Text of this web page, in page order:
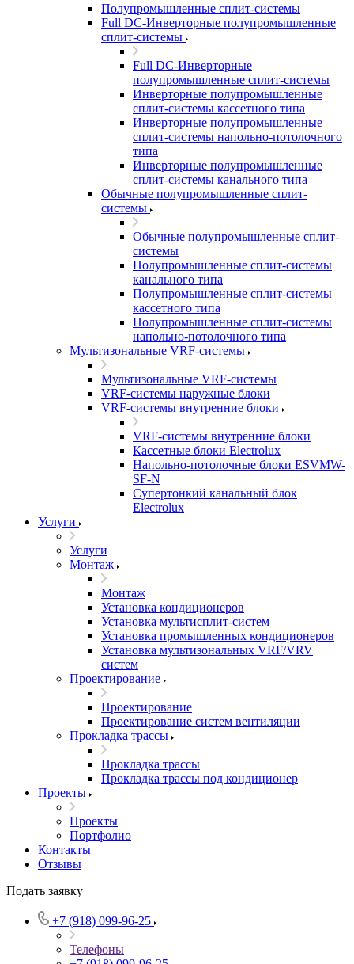
Полупромышленные сплит-системы
Full DC-Инверторные полупромышленные
сплит-системы
Full DC-Инверторные
полупромышленные сплит-системы
Инверторные полупромышленные
сплит-системы кассетного типа
Инверторные полупромышленные
сплит-системы напольно-потолочного
типа
Инверторные полупромышленные
сплит-системы канального типа
Обычные полупромышленные сплит-
системы
Обычные полупромышленные сплит-
системы
Полупромышленные сплит-системы
канального типа
Полупромышленные сплит-системы
кассетного типа
Полупромышленные сплит-системы
напольно-потолочного типа
Мультизональные VRF-системы
Мультизональные VRF-системы
VRF-системы наружные блоки
VRF-системы внутренние блоки
VRF-системы внутренние блоки
Кассетные блоки Electrolux
Напольно-потолочные блоки ESVMW-
SF-N
Супертонкий канальный блок
Electrolux
Услуги
Услуги
Монтаж
Монтаж
Установка кондиционеров
Установка мультисплит-систем
Установка промышленных кондиционеров
Установка мультизональных VRF/VRV
систем
Проектирование
Проектирование
Проектирование систем вентиляции
Прокладка трассы
Прокладка трассы
Прокладка трассы под кондиционер
Проекты
Проекты
Портфолио
Контакты
Отзывы
Подать заявку
+7 (918) 099-96-25
Телефоны